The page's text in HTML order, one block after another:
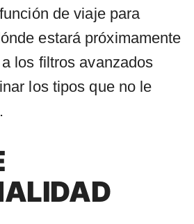
de viaje para
estará próximamente
los filtros avanzados
los tipos que no le